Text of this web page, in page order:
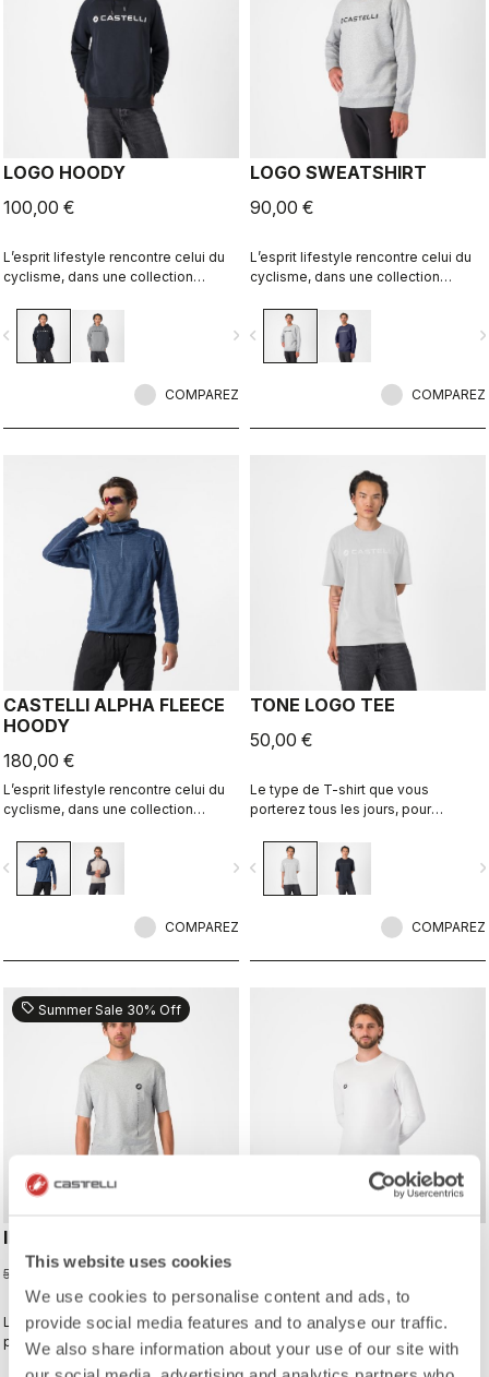
This website uses cookies
We use cookies to personalise content and ads, to
provide social media features and to analyse our traffic.
We also share information about your use of our site with
LOGO HOODY
100,00 €
L’esprit lifestyle rencontre celui du
cyclisme, dans une collection
navigate_next
COMPAREZ
LOGO SWEATSHIRT
90,00 €
L’esprit lifestyle rencontre celui du
cyclisme, dans une collection
navigate_before
COMPAREZ
CASTELLI ALPHA FLEECE
HOODY
180,00 €
L’esprit lifestyle rencontre celui du
cyclisme, dans une collection
capuche à la coupe décontractée en
tissu Polartec Alpha.
navigate_next
COMPAREZ
TONE LOGO TEE
50,00 €
Le type de T-shirt que vous
porterez tous les jours, pour
même lorsque vous mettez le pied
à terre.
navigate_before
COMPAREZ
sell Summer Sale 30% Off
INNOVATION LOGO TEE
50,00 € 35,00 €
Le type de T-shirt que vous
porterez tous les jours, pour
Le type de T-shirt que vous
porterez tous les jours, pour
continuer de représenter Castelli